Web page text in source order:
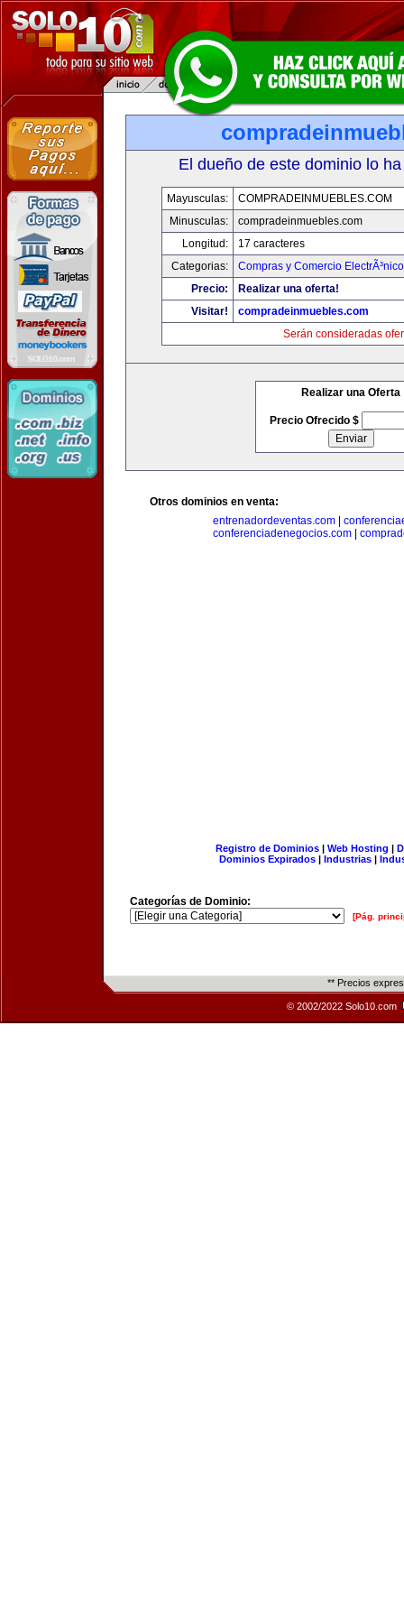
El dueño de este dominio lo
Mayusculas:
COMPRADEINMUEBLES.COM
Minusculas:
compradeinmuebles.com
Longitud:
17 caracteres
Categorias:
Compras y Comercio ElectrÃ³nico
Precio:
Realizar una oferta!
Visitar!
compradeinmuebles.com
Serán consideradas
Realizar una Oferta
Precio Ofrecido $
Otros dominios en venta:
entrenadordeventas.com
conferenciadenegocios.com|
Registro de Dominios| Web Hosting |
Dominios Expirados | Industrias |
Categorías de Dominio:
[Pág.
** Precios
© 2002/2022 Solo10.com